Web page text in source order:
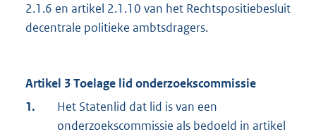
2.1.6 en artikel 2.1.10 van het Rechtspositiebesluit
decentrale politieke ambtsdragers.
Artikel 3 Toelage lid onderzoekscommissie
1.
Het Statenlid dat lid is van een
onderzoekscommissie als bedoeld in artikel